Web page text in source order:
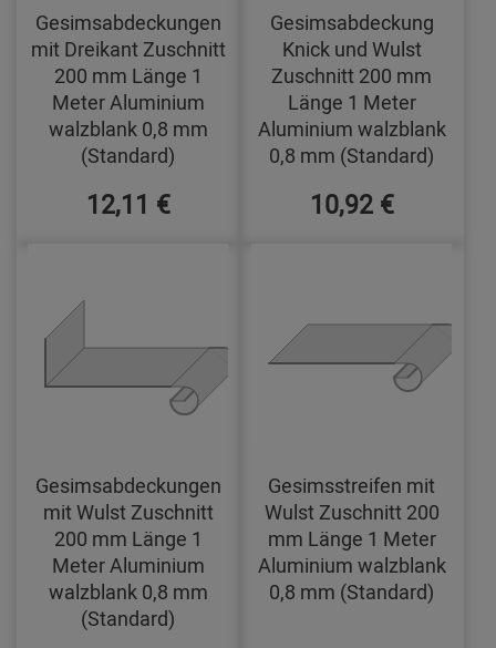
Gesimsabdeckungen
mit Dreikant Zuschnitt
200 mm Länge 1
Meter Aluminium
walzblank 0,8 mm
(Standard)
12,11 €
Gesimsabdeckung
Knick und Wulst
Zuschnitt 200 mm
Länge 1 Meter
Aluminium walzblank
0,8 mm (Standard)
10,92 €
Gesimsabdeckungen
mit Wulst Zuschnitt
200 mm Länge 1
Meter Aluminium
walzblank 0,8 mm
(Standard)
Gesimsstreifen mit
Wulst Zuschnitt 200
mm Länge 1 Meter
Aluminium walzblank
0,8 mm (Standard)